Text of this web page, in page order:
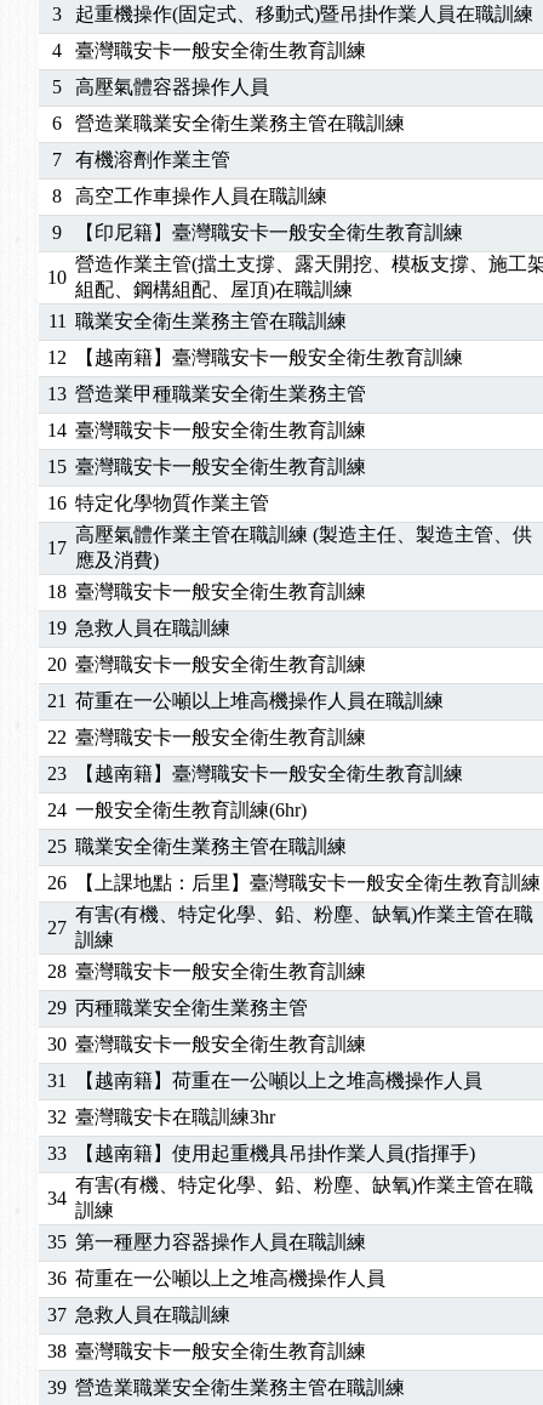
2026/07/15【免費研習】115年製造業危害預防職場安衛法令
2026/07/08【中心公告】因應颱風來襲，若遇停班停課消息 補
2026/05/06【產業人才投資】06/03-06/08堆高機課程，政府出
2026/04/24【製程安全評估人員】開課囉
2025/11/11【中心公告】颱風假11/12停班停課
2025/11/10 【中心公告】因應颱風來襲，若遇停班停課消息 補
2025/10/30【進修課程】2026年，課程意見蒐集~
2025/08/20 【進修課程】SDS格式百百種？專業講師帶您判斷
2025/08/12【中心公告】因應颱風來襲，若遇停班停課消息 補
2025/07/06【中心公告】颱風假114/07/07停班停課
2025/06/06【進修課程】～～前導課程看這邊推出囉～～
2025/05/29【進修課程】前導課程推出公告！
2025/04/28 【進修課程】要怎麼進修自我？課程百百種選擇好
2025/01/21「高壓氣體製造安全主任」、「隧道等襯砌作業主
訓測驗
2025/01/15【線上課程】碳中和核心職能系列課程資訊
2026/07/15 【免費研習】115年製造業危害預防職場安衛法令
2026/07/08【中心公告】因應颱風來襲，若遇停班停課消息 補
2026/05/06【產業人才投資】06/03-06/08堆高機課程，政府出
2026/04/24【製程安全評估人員】開課囉
2025/11/11【中心公告】颱風假11/12停班停課
2025/11/10【中心公告】因應颱風來襲，若遇停班停課消息 補
2025/10/30【進修課程】2026年，課程意見蒐集~
2025/08/20【進修課程】SDS格式百百種？專業講師帶您判斷
2025/08/12【中心公告】因應颱風來襲，若遇停班停課消息 補
2025/07/06 【中心公告】颱風假114/07/07停班停課
2025/06/06【進修課程】～～前導課程看這邊推出囉～～
2025/05/29【進修課程】前導課程推出公告！
2025/04/28【進修課程】要怎麼進修自我？課程百百種選擇好
2025/01/21「高壓氣體製造安全主任」、「隧道等襯砌作業主
訓測驗
2025/01/15【線上課程】碳中和核心職能系列課程資訊
2026/07/15
【免費研習】115年製造業危害預防職場安衛法令
2026/07/08【中心公告】因應颱風來襲，若遇停班停課消息 補
2026/05/06【產業人才投資】06/03-06/08堆高機課程，政府出
2026/04/24【製程安全評估人員】開課囉
2025/11/11 【中心公告】颱風假11/12停班停課
2025/11/10 【中心公告】因應颱風來襲，若遇停班停課消息
2025/10/30【進修課程】2026年，課程意見蒐集~
2025/08/20 【進修課程】SDS格式百百種？專業講師帶您判斷
2025/08/12【中心公告】因應颱風來襲，若遇停班停課消息 補
2025/07/06
2025/06/06【進修課程】～～前導課程看這邊推出囉～～
2025/05/29【進修課程】前導課程推出公告！
2025/04/28【進修課程】要怎麼進修自我？課程百百種選擇好
2025/01/21「高壓氣體製造安全主任」、「隧道等襯砌作業主
訓測驗
2025/01/15【線上課程】碳中和核心職能系列課程資訊
2026/07/15【免費研習】115年製造業危害預防職場安衛法令
3
起重機操作(固定式、移動式)暨吊掛作業人員在職訓練
4
臺灣職安卡一般安全衛生教育訓練
5
高壓氣體容器操作人員
6
營造業職業安全衛生業務主管在職訓練
7
有機溶劑作業主管
8
高空工作車操作人員在職訓練
9
【印尼籍】臺灣職安卡一般安全衛生教育訓練
10
營造作業主管(擋土支撐、露天開挖、模板支撐、施工
組配、鋼構組配、屋頂)在職訓練
11 職業安全衛生業務主管在職訓練
12
【越南籍】臺灣職安卡一般安全衛生教育訓練
13 營造業甲種職業安全衛生業務主管
14 臺灣職安卡一般安全衛生教育訓練
15 臺灣職安卡一般安全衛生教育訓練
16 特定化學物質作業主管
17
高壓氣體作業主管在職訓練 (製造主任、製造主管、供
應及消費)
18 臺灣職安卡一般安全衛生教育訓練
19 急救人員在職訓練
20 臺灣職安卡一般安全衛生教育訓練
21 荷重在一公噸以上堆高機操作人員在職訓練
22 臺灣職安卡一般安全衛生教育訓練
23
【越南籍】臺灣職安卡一般安全衛生教育訓練
24 一般安全衛生教育訓練(6hr)
25 職業安全衛生業務主管在職訓練
26
【上課地點：后里】臺灣職安卡一般安全衛生教育訓練
27
有害(有機、特定化學、鉛、粉塵、缺氧)作業主管在職
訓練
28 臺灣職安卡一般安全衛生教育訓練
29 丙種職業安全衛生業務主管
30 臺灣職安卡一般安全衛生教育訓練
31
【越南籍】荷重在一公噸以上之堆高機操作人員
32 臺灣職安卡在職訓練3hr
33
【越南籍】使用起重機具吊掛作業人員(指揮手)
34
有害(有機、特定化學、鉛、粉塵、缺氧)作業主管在職
訓練
35 第一種壓力容器操作人員在職訓練
36 荷重在一公噸以上之堆高機操作人員
37 急救人員在職訓練
38 臺灣職安卡一般安全衛生教育訓練
39 營造業職業安全衛生業務主管在職訓練